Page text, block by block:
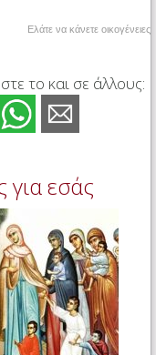
Ελάτε να κάνετε οικογένειες
το και σε άλλους:
για εσάς